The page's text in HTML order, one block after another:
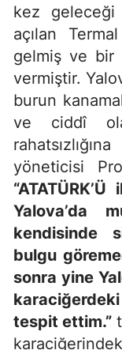
kez geleceği
açılan
gelmiş ve bir
vermiştir. Y
burun
ve ciddî
yöneticisi
Yalova’da
kendisinde
bulgu
sonra yine
tespit ettim.”